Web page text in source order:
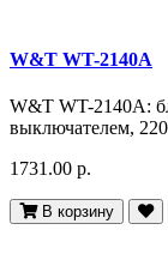
W&T WT-2140A
W&T WT-2140A:
выключателем,
1731.00 р.
В корзину